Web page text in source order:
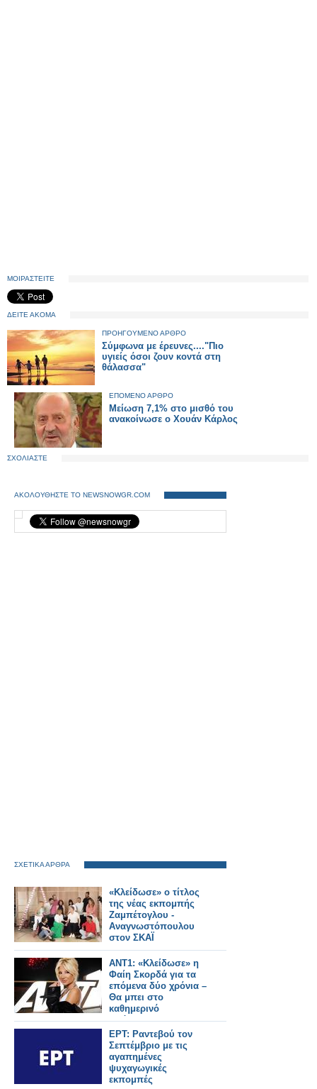
ΜΟΙΡΑΣΤΕΙΤΕ
ΔΕΙΤΕ ΑΚΟΜΑ
ΠΡΟΗΓΟΥΜΕΝΟ ΑΡΘΡΟ
Σύμφωνα με έρευνες...."Πιο
υγιείς όσοι ζουν κοντά στη
θάλασσα"
ΕΠΟΜΕΝΟ ΑΡΘΡΟ
Μείωση 7,1% στο μισθό του
ανακοίνωσε ο Χουάν Κάρλος
ΣΧΟΛΙΑΣΤΕ
ΑΚΟΛΟΥΘΗΣΤΕ ΤΟ NEWSNOWGR.COM
ΣΧΕΤΙΚΑ ΑΡΘΡΑ
«Κλείδωσε» ο τίτλος
της νέας εκπομπής
Ζαμπέτογλου -
Αναγνωστόπουλου
στον ΣΚΑΪ
ANT1: «Κλείδωσε» η
Φαίη Σκορδά για τα
επόμενα δύο χρόνια –
Θα μπει στο
καθημερινό
πρόγραμμα;
ΕΡΤ: Ραντεβού τον
Σεπτέμβριο με τις
αγαπημένες
ψυχαγωγικές
εκπομπές